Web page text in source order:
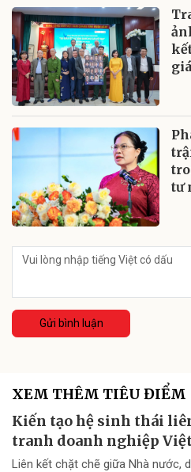
tư
Gửi bình luận
XEM THÊM TIÊU ĐIỂM
Kiến tạo hệ sinh thái
tranh doanh nghiệp
Liên kết chặt chẽ giữa Nhà nước,